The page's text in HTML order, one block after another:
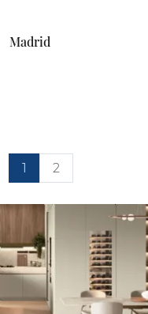
Madrid
1 2